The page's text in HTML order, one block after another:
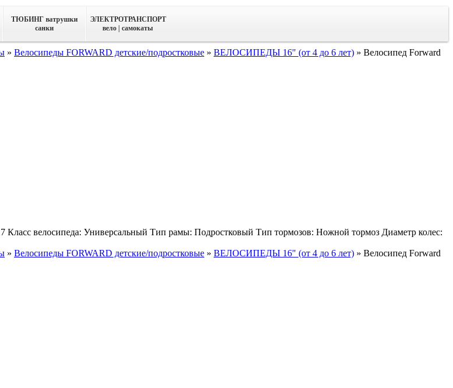
ТЮБИНГ ватрушки
санки
ЭЛЕКТРОТРАНСПОРТ
вело | самокаты
» Велосипеды FORWARD детские/подростковые » ВЕЛОСИПЕДЫ 16" (от 4 до 6 лет) » Велосипед Forward
велосипеда: Универсальный Тип рамы: Подростковый Тип тормозов: Ножной тормоз Диаметр колес:
» Велосипеды FORWARD детские/подростковые » ВЕЛОСИПЕДЫ 16" (от 4 до 6 лет) » Велосипед Forward